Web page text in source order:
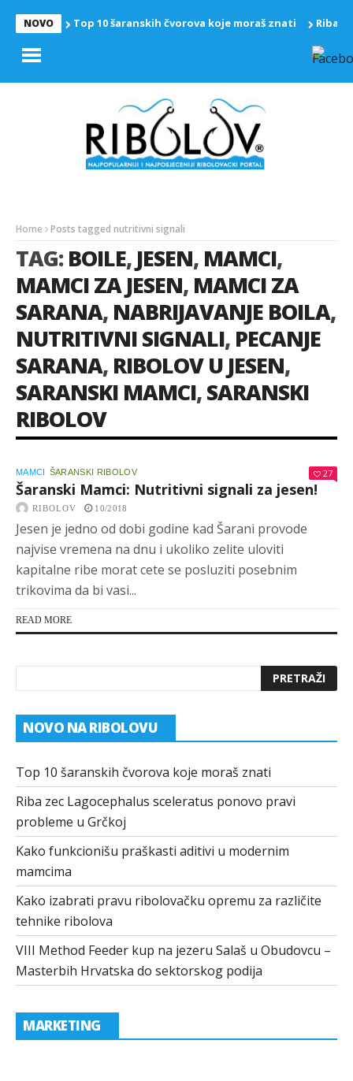
NOVO Top 10 šaranskih čvorova koje moraš znati Riba
Home Posts tagged nutritivni signali
TAG:BOILE, JESEN, MAMCI,
MAMCI ZA JESEN, MAMCI ZA
SARANA, NABRIJAVANJE BOILA,
NUTRITIVNI SIGNALI, PECANJE
SARANA, RIBOLOV U JESEN,
SARANSKI MAMCI,SARANSKI
RIBOLOV
MAMCI ŠARANSKI RIBOLOV 27
Šaranski Mamci: Nutritivni signali za jesen!
RIBOLOV 10/2018
Jesen je jedno od dobi godine kad Šarani provode
najvise vremena na dnu i ukoliko zelite uloviti
kapitalne ribe morat cete se posluziti posebnim
trikovima da bi vasi...
READ MORE
NOVO NA RIBOLOVU
Top 10 šaranskih čvorova koje moraš znati
Riba zec Lagocephalus sceleratus ponovo pravi
probleme u Grčkoj
Kako funkcionišu praškasti aditivi u modernim
mamcima
Kako izabrati pravu ribolovačku opremu za različite
tehnike ribolova
VIII Method Feeder kup na jezeru Salaš u Obudovcu –
Masterbih Hrvatska do sektorskog podija
MARKETING